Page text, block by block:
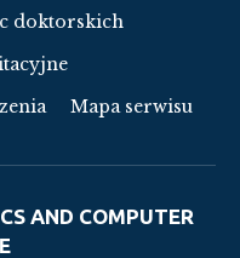
doktorskich
Mapa serwisu
AND COMPUTER